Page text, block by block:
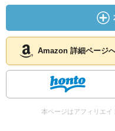
Amazon 詳細ページ
本ページはアフィリエ